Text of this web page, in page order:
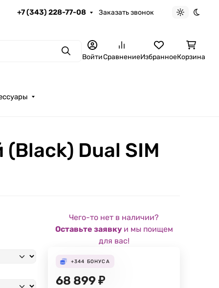
+7 (343) 228-77-08 Заказать звонок
Светлая
ПоискВойтиСравнениеИзбранноеКорзина
Dual SIM
Чего-то нет в наличии?
Оставьте заявкуи мы поищем
для вас!
+344 БОНУСА
68 899₽